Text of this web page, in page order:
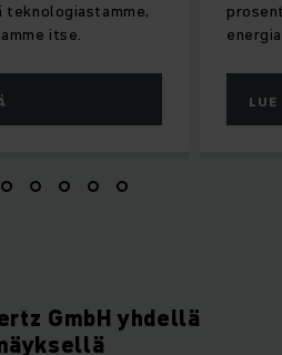
itse.
GmbH yhdellä